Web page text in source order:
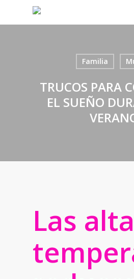
Familia
TRUCOS PARA
EL SUEÑO
Las